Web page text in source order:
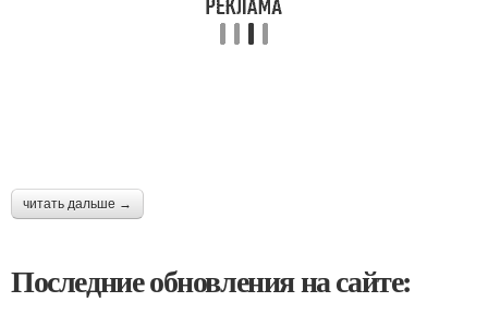
читать дальше →
Последние обновления на сайте: